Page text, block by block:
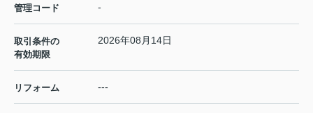
管理コード -
取引条件の
有効期限
2026年08月14日
リフォーム ---